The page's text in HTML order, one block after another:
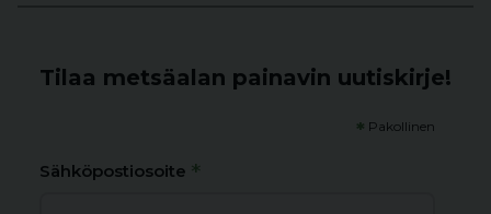
Tilaa metsäalan painavin uutiskirje!
* Pakollinen
Sähköpostiosoite *